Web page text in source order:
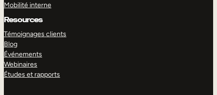
Mobilité interne
Resources
Témoignages clients
Blog
Événements
Webinaires
Études et rapports